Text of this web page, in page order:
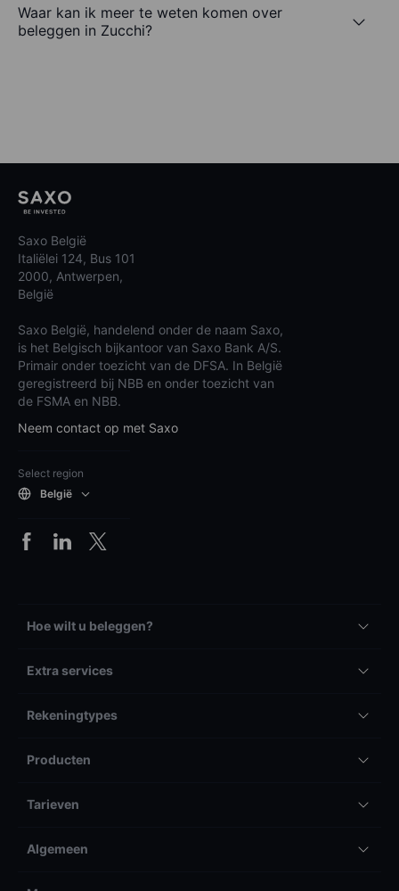
Waar kan ik meer te weten komen over
beleggen in Zucchi?
Saxo België
Italiëlei 124, Bus 101
2000, Antwerpen,
België
Saxo België, handelend onder de naam Saxo,
is het Belgisch bijkantoor van Saxo Bank A/S.
Primair onder toezicht van de DFSA. In België
geregistreerd bij NBB en onder toezicht van
de FSMA en NBB.
Neem contact op met Saxo
Select region
België
Hoe wilt u beleggen?
Extra services
Rekeningtypes
Producten
Tarieven
Algemeen